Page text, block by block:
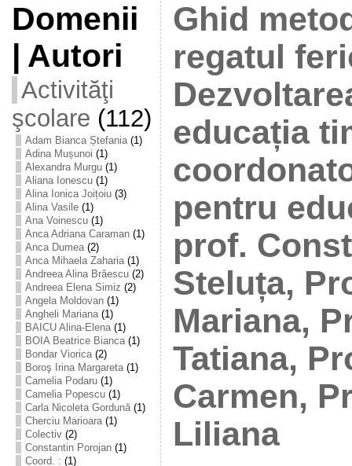
Domenii
| Autori
Activităţi
şcolare (112)
Adam Bianca Ștefania(1)
Adina Mușunoi (1)
Alexandra Murgu(1)
Aliana Ionescu(1)
Alina Ionica Joițoiu(3)
Alina Vasile(1)
Ana Voinescu(1)
Anca Adriana Caraman(1)
Anca Dumea(2)
Anca Mihaela Zaharia(1)
Andreea Alina Brăescu(2)
Andreea Elena Simiz (2)
Angela Moldovan(1)
Angheli Mariana(1)
BAICU Alina-Elena(1)
BOIA Beatrice Bianca(1)
Bondar Viorica(2)
Boroş Irina Margareta(1)
Camelia Podaru(1)
Camelia Popescu(1)
Carla Nicoleta Gordună(1)
Cherciu Marioara(1)
Colectiv(2)
Constantin Porojan(1)
Coord. : (1)
Ghid
regatul
educația
pentru
prof.
Steluța,
Mariana,
Tatiana,
Carmen,
Liliana